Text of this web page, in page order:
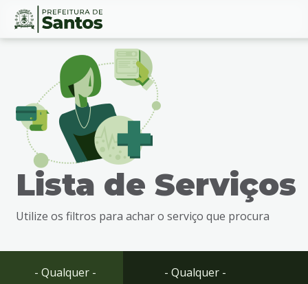
Ir
busca
Ir
Conteúdo
Lista de Serviços
Utilize os filtros para achar o serviço que procura
- Qualquer - - Qualquer -